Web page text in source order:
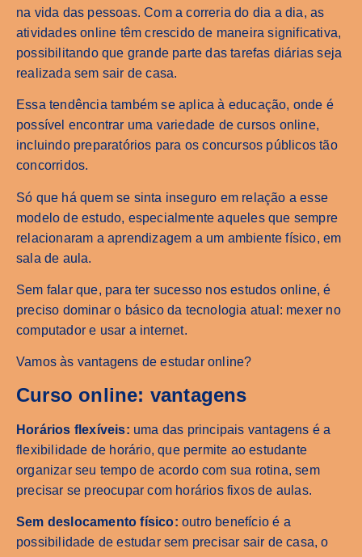
na vida das pessoas. Com a correria do dia a dia, as
atividades online têm crescido de maneira significativa,
possibilitando que grande parte das tarefas diárias seja
realizada sem sair de casa.
Essa tendência também se aplica à educação, onde é
possível encontrar uma variedade de cursos online,
incluindo preparatórios para os concursos públicos tão
concorridos.
Só que há quem se sinta inseguro em relação a esse
modelo de estudo, especialmente aqueles que sempre
relacionaram a aprendizagem a um ambiente físico, em
sala de aula.
Sem falar que, para ter sucesso nos estudos online, é
preciso dominar o básico da tecnologia atual: mexer no
computador e usar a internet.
Vamos às vantagens de estudar online?
Curso online: vantagens
Horários flexíveis: uma das principais vantagens é a
flexibilidade de horário, que permite ao estudante
organizar seu tempo de acordo com sua rotina, sem
precisar se preocupar com horários fixos de aulas.
Sem deslocamento físico: outro benefício é a
possibilidade de estudar sem precisar sair de casa, o